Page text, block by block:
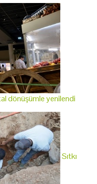
dönüşümle yenilendi
Sıtkı